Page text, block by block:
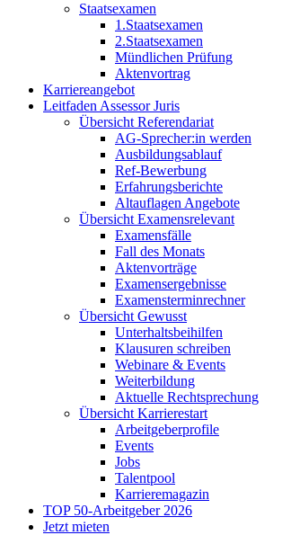
Staatsexamen
1.Staatsexamen
2.Staatsexamen
Mündlichen Prüfung
Aktenvortrag
Karriereangebot
Leitfaden Assessor Juris
Übersicht Referendariat
AG-Sprecher:in werden
Ausbildungsablauf
Ref-Bewerbung
Erfahrungsberichte
Altauflagen Angebote
Übersicht Examensrelevant
Examensfälle
Fall des Monats
Aktenvorträge
Examensergebnisse
Examensterminrechner
Übersicht Gewusst
Unterhaltsbeihilfen
Klausuren schreiben
Webinare & Events
Weiterbildung
Aktuelle Rechtsprechung
Übersicht Karrierestart
Arbeitgeberprofile
Events
Jobs
Talentpool
Karrieremagazin
TOP 50-Arbeitgeber 2026
Jetzt mieten